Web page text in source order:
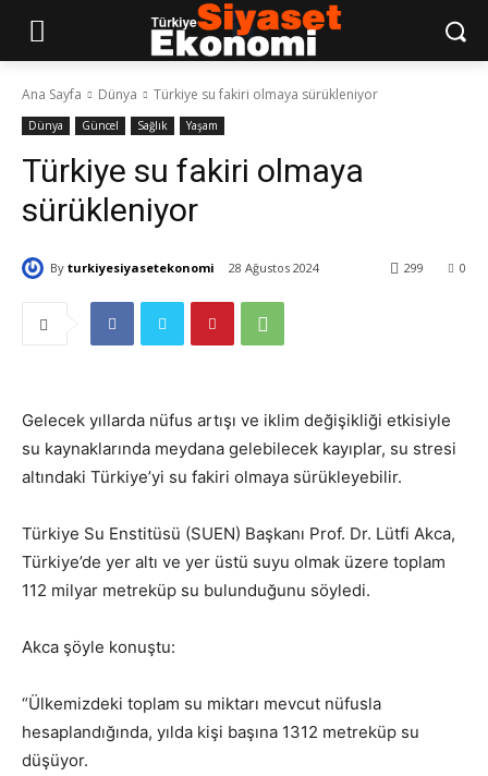
Ana Sayfa Dünya Türkiye su fakiri olmaya sürükleniyor
Dünya Güncel Sağlık Yaşam
Türkiye su fakiri olmaya
sürükleniyor
By turkiyesiyasetekonomi 28 Ağustos 2024 0
299
Gelecek yıllarda nüfus artışı ve iklim değişikliği etkisiyle
su kaynaklarında meydana gelebilecek kayıplar, su stresi
altındaki Türkiye’yi su fakiri olmaya sürükleyebilir.
Türkiye Su Enstitüsü (SUEN) Başkanı Prof. Dr. Lütfi Akca,
Türkiye’de yer altı ve yer üstü suyu olmak üzere toplam
112 milyar metreküp su bulunduğunu söyledi.
Akca şöyle konuştu:
“Ülkemizdeki toplam su miktarı mevcut nüfusla
hesaplandığında, yılda kişi başına 1312 metreküp su
düşüyor.